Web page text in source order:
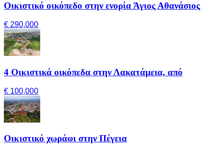
Οικιστικό οικόπεδο στην ενορία Άγιος Αθανάσιος
€ 290,000
4 Οικιστικά οικόπεδα στην Λακατάμεια, από
€ 100,000
Οικιστικό χωράφι στην Πέγεια